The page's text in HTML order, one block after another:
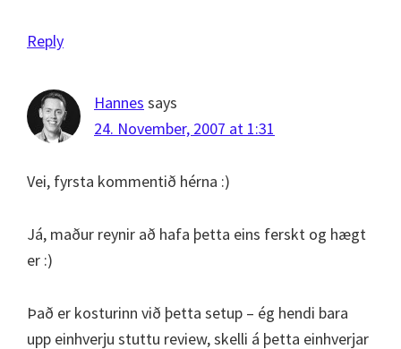
Reply
Hannes says
24. November, 2007 at 1:31
Vei, fyrsta kommentið hérna :)
Já, maður reynir að hafa þetta eins ferskt og hægt
er :)
Það er kosturinn við þetta setup – ég hendi bara
upp einhverju stuttu review, skelli á þetta einhverjar